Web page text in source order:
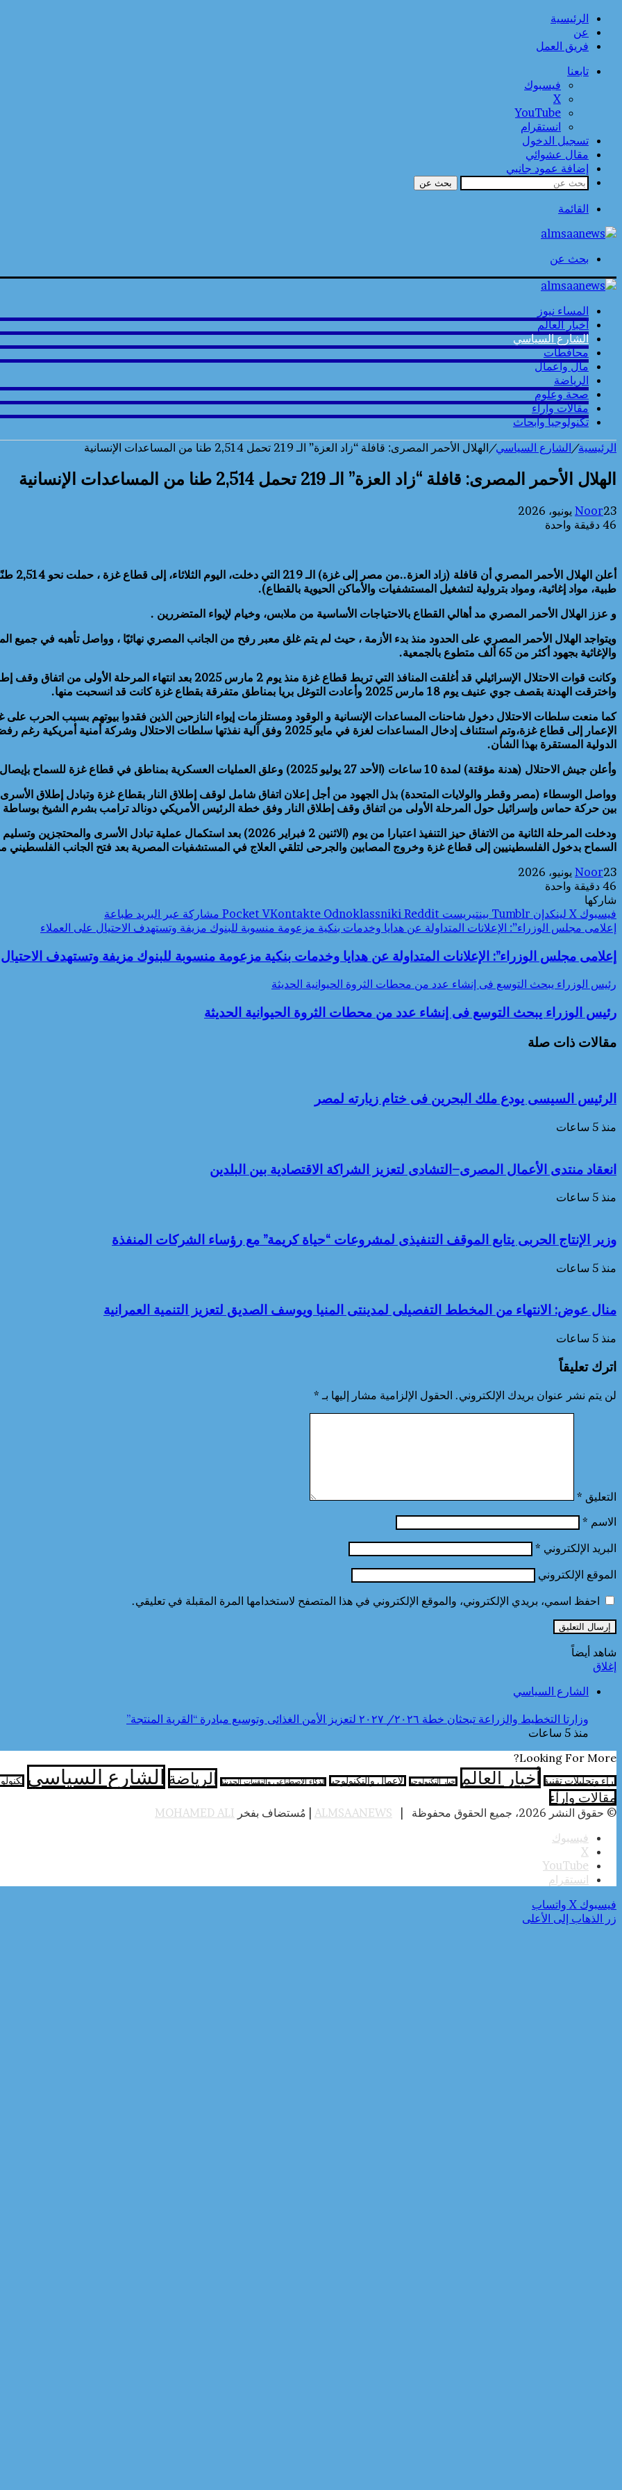
الرئيسية
عن
فريق العمل
تابعنا
فيسبوك
‫X
‫YouTube
انستقرام
تسجيل الدخول
مقال عشوائي
إضافة عمود جانبي
بحث عن
القائمة
بحث عن
المساء نيوز
أخبار العالم
الشارع السياسي
محافطات
مال واعمال
الرياضة
صحة وعلوم
مقالات وارآء
تكنولوجيا وابحاث
الرئيسية/الشارع السياسي/الهلال الأحمر المصرى: قافلة “زاد العزة” الـ 219 تحمل 2,514 طنا من المساعدات الإنسانية
الهلال الأحمر المصرى: قافلة “زاد العزة” الـ 219 تحمل 2,514 طنا من المساعدات الإنسانية
Noor23 يونيو، 2026
46 دقيقة واحدة
أعلن
طبية، مواد إغاثية، ومواد بترولية لتشغيل المستشفيات والأماكن الحيوية بالقطاع).
و عزز الهلال الأحمر المصري مد أهالي القطاع بالاحتياجات الأساسية من ملابس، وخيام لإيواء المتضررين .
ويتواجد الهلال الأحمر المصري على الحدود منذ بدء الأزمة ، حيث لم يتم غلق معبر رفح من الجانب المصري نهائيًا ، وواصل تأهبه في جميع
والإغاثية بجهود أكثر من 65 ألف متطوع بالجمعية.
وكانت قوات الاحتلال الإسرائيلي قد أغلقت المنافذ التي تربط قطاع غزة منذ يوم
واخترقت الهدنة بقصف جوي عنيف يوم 18 مارس 2025 وأعادت التوغل بريا بمناطق متفرقة بقطاع غزة كانت قد انسحبت منها.
كما منعت سلطات الاحتلال دخول شاحنات المساعدات الإنسانية و الوقود ومستلزمات إيواء النازحين الذين فقدوا بيوتهم بسبب الحرب على
الإعمار إلى قطاع غزة،وتم استئناف إدخال المساعدات لغزة في مايو 2025 وفق آلية نفذتها سلطات
الدولية المستقرة بهذا الشأن.
وأعلن جيش الاحتلال (هدنة مؤقتة) لمدة 10 ساعات (الأحد 27 يوليو 2025) وعلق العمليات العسكرية بمناطق في قطاع غزة للسماح بإيصال المساعدات الإنسانية.
بين حركة حماس وإسرائيل حول المرحلة الأولى من اتفاق وقف إطلاق النار وفق خطة الرئيس الأمريكي دونالد ترامب بشرم الشيخ
ودخلت المرحلة الثانية من الاتفاق حيز التنفيذ اعتبارا من يوم (الاثنين 2 فبراير 2026)
السماح بدخول الفلسطينيين إلى قطاع غزة وخروج المصابين والجرحى لتلقي العلاج في المستشفيات المصرية بعد فتح الجانب الفلسطيني
Noor23 يونيو، 2026
46 دقيقة واحدة
شاركها
فيسبوك ‫X لينكدإن بينتيريست Odnoklassniki
‫Pocket مشاركة عبر البريد طباعة
إعلامى مجلس الوزراء”: الإعلانات المتداولة عن هدايا وخدمات بنكية مزعومة منسوبة للبنوك مزيفة وتستهدف الاحتيال على العملاء
إعلامى مجلس الوزراء”: الإعلانات المتداولة عن هدايا وخدمات بنكية مزعومة منسوبة للبنوك مزيفة وتستهدف
رئيس الوزراء يبحث التوسع فى إنشاء عدد من محطات الثروة الحيوانية الحديثة
رئيس الوزراء يبحث التوسع فى إنشاء عدد من محطات الثروة الحيوانية الحديثة
مقالات ذات صلة
الرئيس السيسى يودع ملك البحرين فى ختام زيارته لمصر
منذ 5 ساعات
انعقاد منتدى الأعمال المصرى–التشادى لتعزيز الشراكة الاقتصادية بين البلدين
منذ 5 ساعات
وزير الإنتاج الحربى يتابع الموقف التنفيذى لمشروعات “حياة كريمة” مع رؤساء الشركات المنفذة
منذ 5 ساعات
منال عوض: الانتهاء من المخطط التفصيلى لمدينتى المنيا ويوسف الصديق لتعزيز التنمية العمرانية
منذ 5 ساعات
اترك تعليقاً
لن يتم نشر عنوان بريدك الإلكتروني. الحقول الإلزامية مشار إليها بـ *
التعليق *
الاسم *
البريد الإلكتروني *
الموقع الإلكتروني
احفظ اسمي، بريدي الإلكتروني، والموقع الإلكتروني في هذا المتصفح لاستخدامها المرة المقبلة في تعليقي.
شاهد أيضاً
إغلاق
الشارع السياسي
وزارتا التخطيط والزراعة تبحثان خطة ٢٠٢٦/ ٢٠٢٧ لتعزيز الأمن الغذائى وتوسيع مبادرة “القرية المنتجة”
منذ 5 ساعات
Looking For More?
آراء وتحليلات تقنية أخبار العالم اخبار التكنولوجيا الأعمال والتكنولوجيا الذكاء الاصطناعي والتقنيات الحديثة الرياضة الشارع السياسي
مقالات وارآء
© حقوق النشر 2026، جميع الحقوق محفوظة | ALMSAANEWS | مُستضاف بفخر MOHAMED ALI
فيسبوك
‫X
‫YouTube
انستقرام
فيسبوك ‫X واتساب
زر الذهاب إلى الأعلى